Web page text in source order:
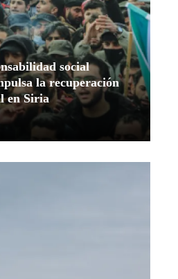
social
la recuperación
en Siria